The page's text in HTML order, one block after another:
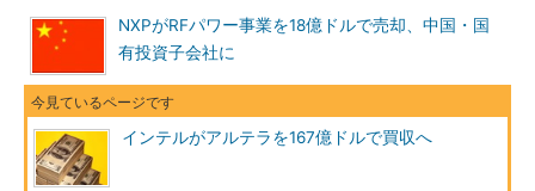
NXPがRFパワー事業を18億ドルで売却、中国・国
有投資子会社に
インテルがアルテラを167億ドルで買収へ